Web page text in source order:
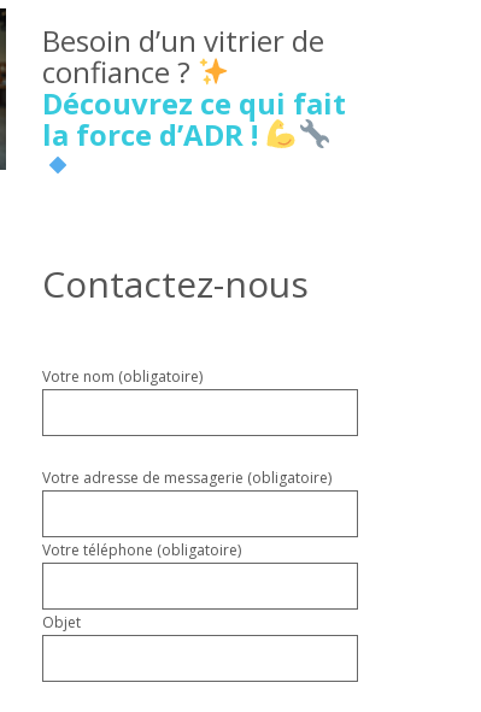
Besoin d’un vitrier de
confiance ?
Découvrez ce qui fait
la force d’ADR !
Contactez-nous
Veuillez
vide.
Votre nom (obligatoire)
Votre adresse de messagerie (obligatoire)
Votre téléphone (obligatoire)
Objet